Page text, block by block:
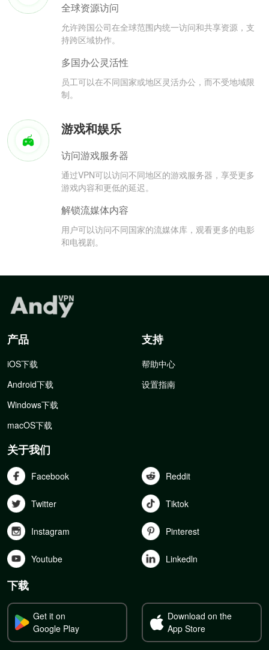
全球资源访问
允许跨国公司在全球范围内统一访问和共享资源，支
持跨区域协作。
多国办公灵活性
员工可以在不同国家或地区灵活办公，而不受地域限
制。
游戏和娱乐
访问游戏服务器
通过VPN可以访问不同地区的游戏服务器，享受更多
游戏内容和更低的延迟。
解锁流媒体内容
用户可以访问不同国家的流媒体库，观看更多的电影
和电视剧。
产品
iOS下载
Android下载
Windows下载
macOS下载
支持
帮助中心
设置指南
关于我们
Facebook Reddit
Twitter Tiktok
Instagram Pinterest
Youtube Linkedln
下载
Get it on
Google Play
Download on the
App Store